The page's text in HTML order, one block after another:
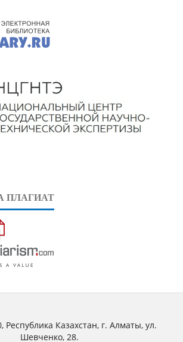
ПЛАГИАТ
Республика Казахстан, г. Алматы, ул.
Шевченко, 28.